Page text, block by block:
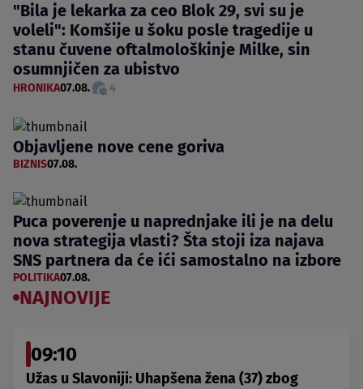
"Bila je lekarka za ceo Blok 29, svi su je
voleli": Komšije u šoku posle tragedije u
stanu čuvene oftalmološkinje Milke, sin
osumnjičen za ubistvo
HRONIKA07.08. 4
Objavljene nove cene goriva
BIZNIS07.08.
Puca poverenje u naprednjake ili je na delu
nova strategija vlasti? Šta stoji iza najava
SNS partnera da će ići samostalno na izbore
POLITIKA07.08.
NAJNOVIJE
09:10
Užas u Slavoniji: Uhapšena žena (37) zbog